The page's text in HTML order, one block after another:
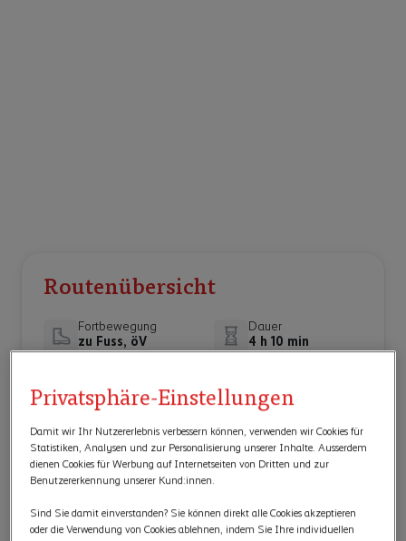
Routenübersicht
Fortbewegung
zu Fuss, öV
Dauer
4 h 10 min
Nicht geeignet
Geeignet
Die Informationen dienen zur Orientierung und
können variieren.
Privatsphäre-Einstellungen
Damit wir Ihr Nutzererlebnis verbessern können, verwenden wir Cookies für
Statistiken, Analysen und zur Personalisierung unserer Inhalte. Ausserdem
dienen Cookies für Werbung auf Internetseiten von Dritten und zur
Benutzererkennung unserer Kund:innen.
Sind Sie damit einverstanden? Sie können direkt alle Cookies akzeptieren
oder die Verwendung von Cookies ablehnen, indem Sie Ihre individuellen